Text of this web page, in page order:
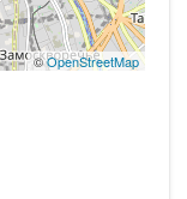
©OpenStreetMap